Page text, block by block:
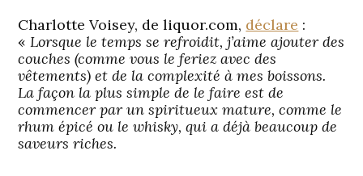
Charlotte Voisey, de liquor.com, déclare :
«Lorsque le temps se refroidit, j’aime ajouter des
couches (comme vous le feriez avec des
vêtements) et de la complexité à mes boissons.
La façon la plus simple de le faire est de
commencer par un spiritueux mature, comme le
rhum épicé ou le whisky, qui a déjà beaucoup de
saveurs riches.